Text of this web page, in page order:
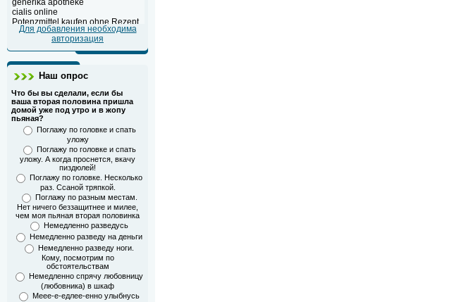
Для добавления необходима
авторизация
Наш опрос
Что бы вы сделали, если бы
ваша вторая половина пришла
домой уже под утро и в жопу
пьяная?
Поглажу по головке и спать
уложу
Поглажу по головке и спать
уложу. А когда проснется, вкачу
пиздюлей!
Поглажу по головке. Несколько
раз. Ссаной тряпкой.
Поглажу по разным местам.
Нет ничего беззащитнее и милее,
чем моя пьяная вторая половинка
Немедленно разведусь
Немедленно разведу на деньги
Немедленно разведу ноги.
Кому, посмотрим по
обстоятельствам
Немедленно спрячу любовницу
(любовника) в шкаф
Меее-е-едлее-енно улыбнусь